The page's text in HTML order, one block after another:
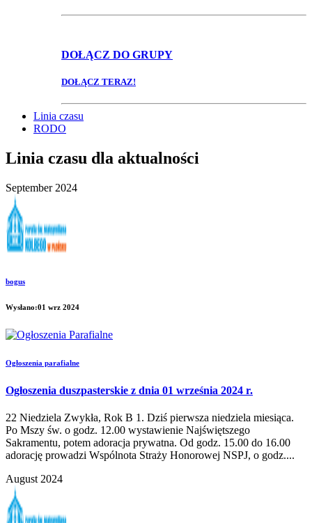
DOŁĄCZ DO GRUPY
DOŁĄCZ TERAZ!
Linia czasu
RODO
Linia czasu dla aktualności
September 2024
bogus
Wysłano:01 wrz 2024
Ogłoszenia parafialne
Ogłoszenia duszpasterskie z dnia 01 września 2024 r.
22 Niedziela Zwykła, Rok B 1. Dziś pierwsza niedziela miesiąca.
Po Mszy św. o godz. 12.00 wystawienie Najświętszego
Sakramentu, potem adoracja prywatna. Od godz. 15.00 do 16.00
adorację prowadzi Wspólnota Straży Honorowej NSPJ, o godz....
August 2024